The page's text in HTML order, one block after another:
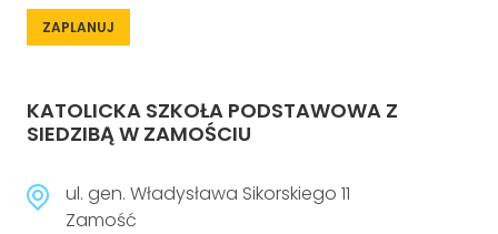
ZAPLANUJ
KATOLICKA SZKOŁA PODSTAWOWA Z
SIEDZIBĄ W ZAMOŚCIU
ul. gen. Władysława Sikorskiego 11
Zamość